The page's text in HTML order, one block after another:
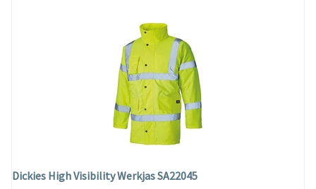
Dickies High Visibility Werkjas SA22045